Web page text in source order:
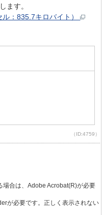
ます。
ル：835.7キロバイト）
（ID:4759）
合は、Adobe Acrobat(R)が必要
が必要です。正しく表示されない